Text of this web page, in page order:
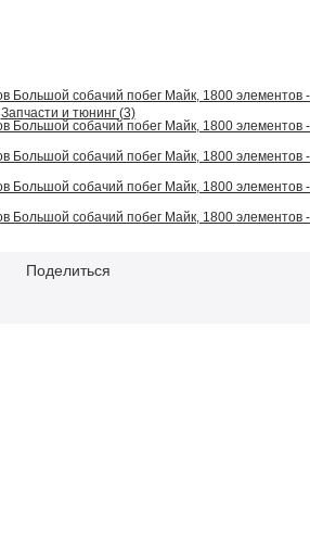
Детские игрушки
Конструкторы
Запчасти и тюнинг (3)
Поделиться